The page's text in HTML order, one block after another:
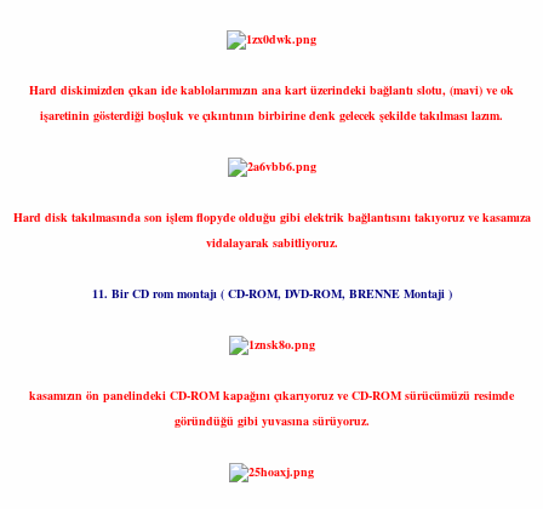
Hard diskimizden çıkan ide kablolarımızın ana kart üzerindeki bağlantı slotu, (mavi) ve ok
işaretinin gösterdiği boşluk ve çıkıntının birbirine denk gelecek şekilde takılması lazım.
Hard disk takılmasında son işlem flopyde olduğu gibi elektrik bağlantısını takıyoruz ve kasamıza
vidalayarak sabitliyoruz.
11. Bir CD rom montajı ( CD-ROM, DVD-ROM, BRENNE Montaji )
kasamızın ön panelindeki CD-ROM kapağını çıkarıyoruz ve CD-ROM sürücümüzü resimde
göründüğü gibi yuvasına sürüyoruz.